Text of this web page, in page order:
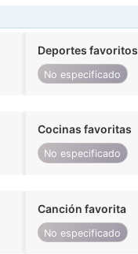
Deportes favoritos
No especificado
Cocinas favoritas
No especificado
Canción favorita
No especificado